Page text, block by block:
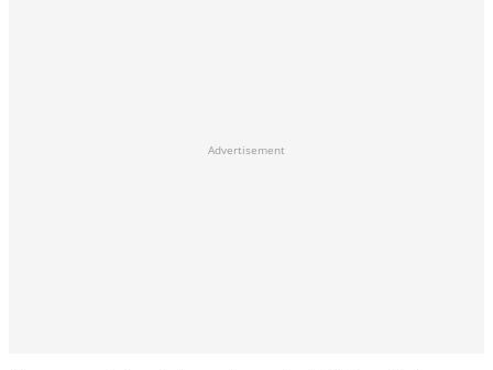
Advertisement